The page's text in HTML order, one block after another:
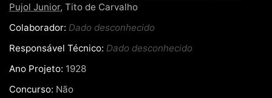
Pujol Junior, Tito de Carvalho
Colaborador: Dado desconhecido
Responsável Técnico: Dado desconhecido
Ano Projeto: 1928
Concurso: Não